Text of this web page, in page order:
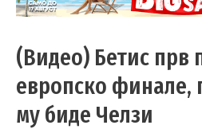
(Видео) Бетис прв
европско финале,
му биде Челзи